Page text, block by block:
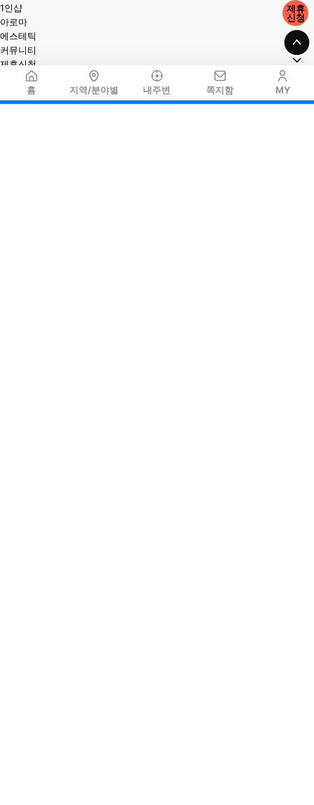
홈 지역/분야별 내주변 쪽지함 MY
1인샵
아로마
에스테틱
커뮤니티
제휴신청
제휴
신청